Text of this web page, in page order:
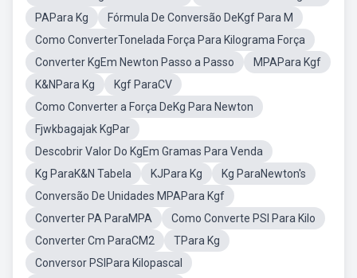
PAPara Kg
Fórmula De Conversão DeKgf Para M
Como ConverterTonelada Força Para Kilograma Força
Converter KgEm Newton Passo a Passo
MPAPara Kgf
K&NPara Kg
Kgf ParaCV
Como Converter a Força DeKg Para Newton
Fjwkbagajak KgPar
Descobrir Valor Do KgEm Gramas Para Venda
Kg ParaK&N Tabela
KJPara Kg
Kg ParaNewton's
Conversão De Unidades MPAPara Kgf
Converter PA ParaMPA
Como Converte PSI Para Kilo
Converter Cm ParaCM2
TPara Kg
Conversor PSIPara Kilopascal